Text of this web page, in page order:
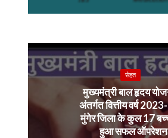
सेहत
मुख्यमंत्री बाल हृदय
अंतर्गत वित्तीय वर्ष
मुंगेर जिला के कुल 17
हुआ सफल ऑपरेशन